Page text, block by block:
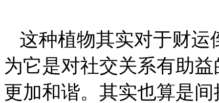
这种植物其实对于财运
为它是对社交关系有助
更加和谐。其实也算是